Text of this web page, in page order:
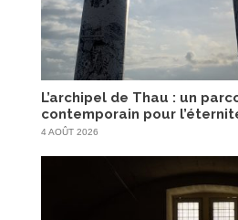
L’archipel de Thau : un
contemporain pour
4 AOÛT 2026